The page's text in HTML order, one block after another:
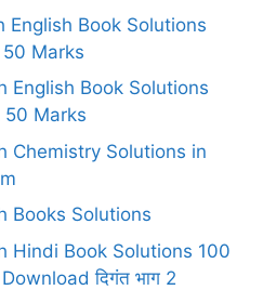
English Book Solutions
Marks
English Book Solutions
50 Marks
Chemistry Solutions in
Books Solutions
Hindi Book Solutions 100
दिगंत भाग 2